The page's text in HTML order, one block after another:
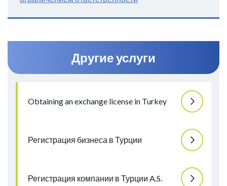
Другие услуги
Obtaining an exchange license in Turkey
Регистрация бизнеса в Турции
Регистрация компании в Турции A.S.